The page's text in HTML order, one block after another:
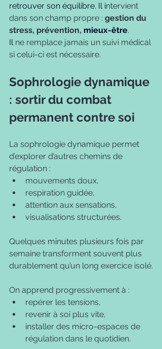
retrouver son équilibre. Il intervient
dans son champ propre : gestion du
stress, prévention, mieux-être.
Il ne remplace jamais un suivi médical
si celui-ci est nécessaire.
Sophrologie dynamique
: sortir du combat
permanent contre soi
La sophrologie dynamique permet
d’explorer d’autres chemins de
régulation :
mouvements doux,
respiration guidée,
attention aux sensations,
visualisations structurées.
Quelques minutes plusieurs fois par
semaine transforment souvent plus
durablement qu’un long exercice isolé.
On apprend progressivement à :
repérer les tensions,
revenir à soi plus vite,
installer des micro-espaces de
régulation dans le quotidien.